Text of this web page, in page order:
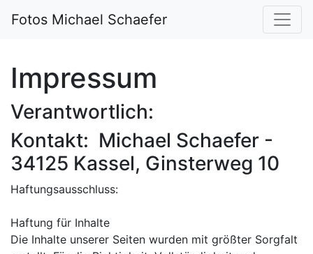
Fotos Michael Schaefer
Impressum
Verantwortlich:
Kontakt: Michael Schaefer -
34125 Kassel, Ginsterweg 10
Haftungsausschluss:
Haftung für Inhalte
Die Inhalte unserer Seiten wurden mit größter Sorgfalt